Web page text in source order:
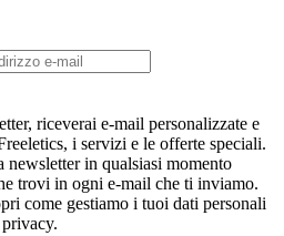
riceverai e-mail personalizzate e
i servizi e le offerte speciali.
in qualsiasi momento
trovi in ogni e-mail che ti inviamo.
come gestiamo i tuoi dati personali